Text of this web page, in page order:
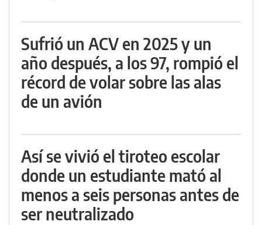
Sufrió un ACV en 2025 y un
año después, a los 97, rompió el
récord de volar sobre las alas
de un avión
Así se vivió el tiroteo escolar
donde un estudiante mató al
menos a seis personas antes de
ser neutralizado